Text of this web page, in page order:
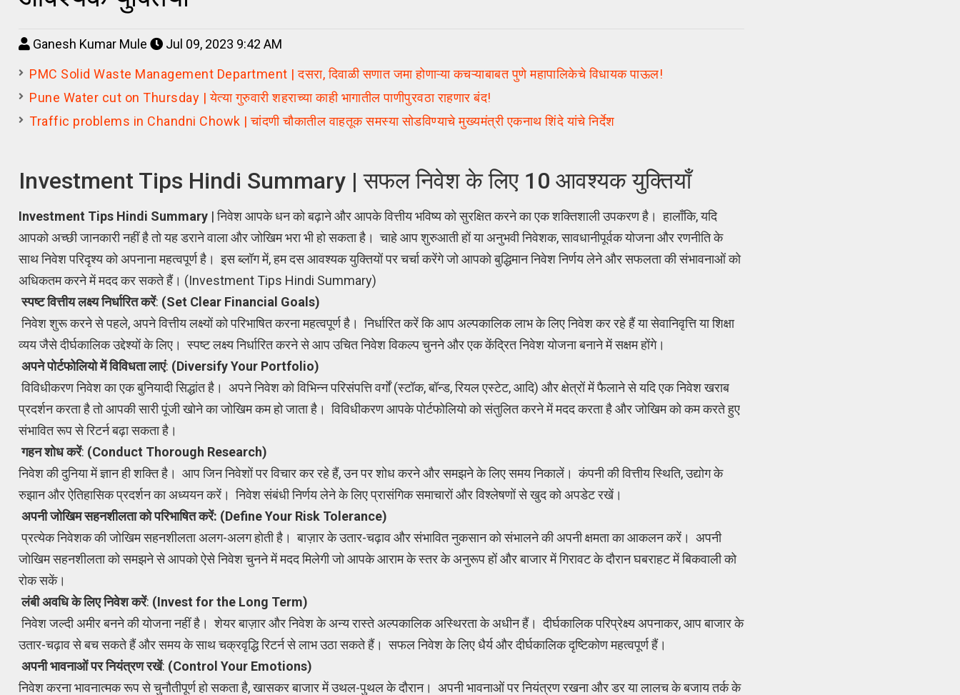
Ganesh Kumar Mule
Jul 09, 2023 9:42 AM
PMC Solid Waste Management Department | दसरा, दिवाळी सणात जमा होणाऱ्या कचऱ्याबाबत पुणे महापालिकेचे विधायक पाऊल!
Pune Water cut on Thursday | येत्या गुरुवारी शहराच्या काही भागातील पाणीपुरवठा राहणार बंद!
Traffic problems in Chandni Chowk | चांदणी चौकातील वाहतूक समस्या सोडविण्याचे मुख्यमंत्री एकनाथ शिंदे यांचे निर्देश
Investment Tips Hindi Summary | सफल निवेश के लिए 10 आवश्यक युक्तियाँ
Investment Tips Hindi Summary | निवेश आपके धन को बढ़ाने और आपके वित्तीय भविष्य को सुरक्षित करने का एक शक्तिशाली उपकरण है। हालाँकि, यदि
आपको अच्छी जानकारी नहीं है तो यह डराने वाला और जोखिम भरा भी हो सकता है। चाहे आप शुरुआती हों या अनुभवी निवेशक, सावधानीपूर्वक योजना और रणनीति के
साथ निवेश परिदृश्य को अपनाना महत्वपूर्ण है। इस ब्लॉग में, हम दस आवश्यक युक्तियों पर चर्चा करेंगे जो आपको बुद्धिमान निवेश निर्णय लेने और सफलता की संभावनाओं को
अधिकतम करने में मदद कर सकते हैं। (Investment Tips Hindi Summary)
स्पष्ट वित्तीय लक्ष्य निर्धारित करें: (Set Clear Financial Goals)
निवेश शुरू करने से पहले, अपने वित्तीय लक्ष्यों को परिभाषित करना महत्वपूर्ण है। निर्धारित करें कि आप अल्पकालिक लाभ के लिए निवेश कर रहे हैं या सेवानिवृत्ति या शिक्षा
व्यय जैसे दीर्घकालिक उद्देश्यों के लिए। स्पष्ट लक्ष्य निर्धारित करने से आप उचित निवेश विकल्प चुनने और एक केंद्रित निवेश योजना बनाने में सक्षम होंगे।
अपने पोर्टफोलियो में विविधता लाएं: (Diversify Your Portfolio)
विविधीकरण निवेश का एक बुनियादी सिद्धांत है। अपने निवेश को विभिन्न परिसंपत्ति वर्गों (स्टॉक, बॉन्ड, रियल एस्टेट, आदि) और क्षेत्रों में फैलाने से यदि एक निवेश खराब
प्रदर्शन करता है तो आपकी सारी पूंजी खोने का जोखिम कम हो जाता है। विविधीकरण आपके पोर्टफोलियो को संतुलित करने में मदद करता है और जोखिम को कम करते हुए
संभावित रूप से रिटर्न बढ़ा सकता है।
गहन शोध करें: (Conduct Thorough Research)
निवेश की दुनिया में ज्ञान ही शक्ति है। आप जिन निवेशों पर विचार कर रहे हैं, उन पर शोध करने और समझने के लिए समय निकालें। कंपनी की वित्तीय स्थिति, उद्योग के
रुझान और ऐतिहासिक प्रदर्शन का अध्ययन करें। निवेश संबंधी निर्णय लेने के लिए प्रासंगिक समाचारों और विश्लेषणों से खुद को अपडेट रखें।
अपनी जोखिम सहनशीलता को परिभाषित करें: (Define Your Risk Tolerance)
प्रत्येक निवेशक की जोखिम सहनशीलता अलग-अलग होती है। बाज़ार के उतार-चढ़ाव और संभावित नुकसान को संभालने की अपनी क्षमता का आकलन करें। अपनी
जोखिम सहनशीलता को समझने से आपको ऐसे निवेश चुनने में मदद मिलेगी जो आपके आराम के स्तर के अनुरूप हों और बाजार में गिरावट के दौरान घबराहट में बिकवाली को
रोक सकें।
लंबी अवधि के लिए निवेश करें: (Invest for the Long Term)
निवेश जल्दी अमीर बनने की योजना नहीं है। शेयर बाज़ार और निवेश के अन्य रास्ते अल्पकालिक अस्थिरता के अधीन हैं। दीर्घकालिक परिप्रेक्ष्य अपनाकर, आप बाजार के
उतार-चढ़ाव से बच सकते हैं और समय के साथ चक्रवृद्धि रिटर्न से लाभ उठा सकते हैं। सफल निवेश के लिए धैर्य और दीर्घकालिक दृष्टिकोण महत्वपूर्ण हैं।
अपनी भावनाओं पर नियंत्रण रखें: (Control Your Emotions)
निवेश करना भावनात्मक रूप से चुनौतीपूर्ण हो सकता है, खासकर बाजार में उथल-पुथल के दौरान। अपनी भावनाओं पर नियंत्रण रखना और डर या लालच के बजाय तर्क के